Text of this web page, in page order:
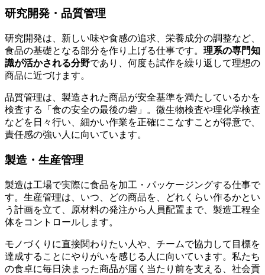
研究開発・品質管理
研究開発は、新しい味や食感の追求、栄養成分の調整など、
食品の基礎となる部分を作り上げる仕事です。 理系の専門知
識が活かされる分野であり、何度も試作を繰り返して理想の
商品に近づけます。
品質管理は、製造された商品が安全基準を満たしているかを
検査する「食の安全の最後の砦」。微生物検査や理化学検査
などを日々行い、細かい作業を正確にこなすことが得意で、
責任感の強い人に向いています。
製造・生産管理
製造は工場で実際に食品を加工・パッケージングする仕事で
す。生産管理は、いつ、どの商品を、どれくらい作るかとい
う計画を立て、原材料の発注から人員配置まで、製造工程全
体をコントロールします。
モノづくりに直接関わりたい人や、チームで協力して目標を
達成することにやりがいを感じる人に向いています。私たち
の食卓に毎日決まった商品が届く当たり前を支える、社会貢